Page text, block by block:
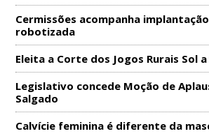
Cermissões acompanha
robotizada
Eleita a Corte dos Jogos Rurais Sol
Legislativo concede Moção de
Salgado
Calvície feminina é diferente da